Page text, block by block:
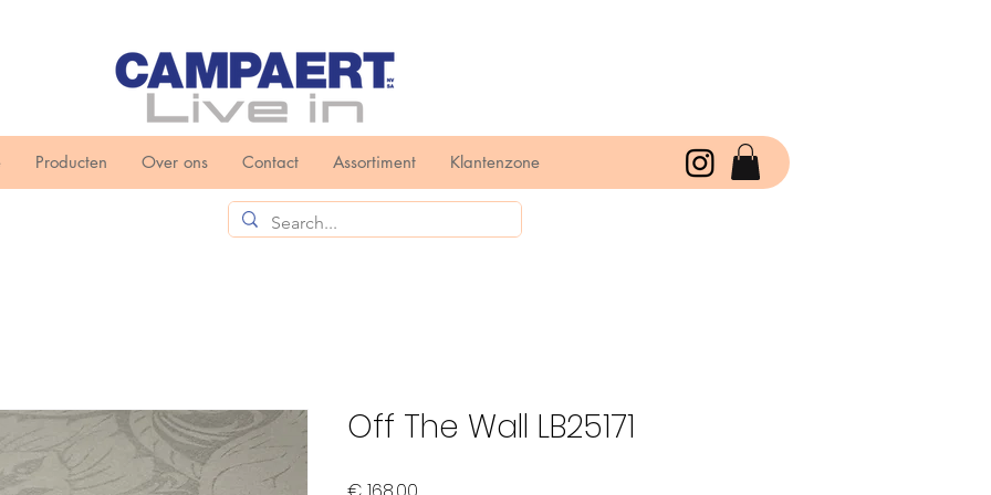
Producten Over ons Contact Assortiment Klantenzone
Off The Wall LB25171